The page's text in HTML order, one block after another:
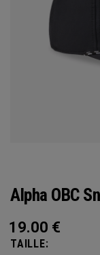
Alpha OBC
19.00 €
TAILLE: